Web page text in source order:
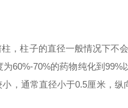
，柱子的直径一般情况下不
60%-70%的药物纯化到
，通常直径小于0.5厘米，